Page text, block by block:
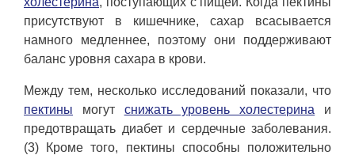
присутствуют в кишечнике, сахар всасывается
намного медленнее, поэтому они поддерживают
баланс уровня сахара в крови.
Между тем, несколько исследований показали, что
пектины могут снижать уровень холестерина и
предотвращать диабет и сердечные заболевания.
(3) Кроме того, пектины способны положительно